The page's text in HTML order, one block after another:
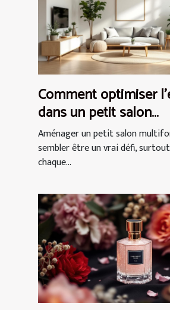
Comment optimiser
dans un petit salon
multifonctionnel ?
Aménager un petit salon
sembler être un vrai défi,
chaque...